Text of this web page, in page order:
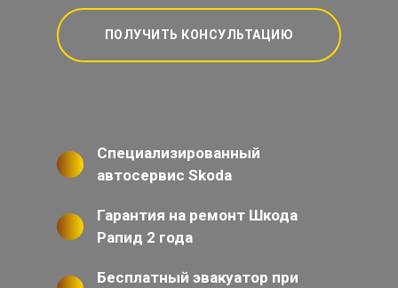
ПОЛУЧИТЬ КОНСУЛЬТАЦИЮ
Специализированный
автосервис Skoda
Гарантия на ремонт Шкода
Рапид 2 года
Бесплатный эвакуатор при